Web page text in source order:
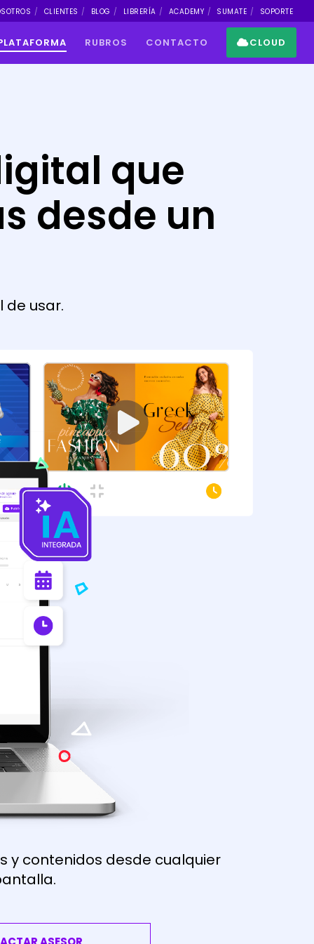
CLIENTES BLOG LIBRERÍA ACADEMY SUMATE SOPORTE
RUBROS CONTACTO CLOUD
que
desde un
de usar.
y contenidos desde cualquier